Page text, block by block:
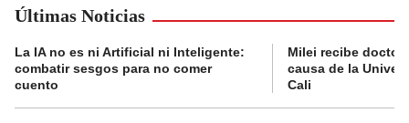
Últimas Noticias
La IA no es ni Artificial ni Inteligente:
combatir sesgos para no comer
cuento
Milei recibe
causa de la
Cali